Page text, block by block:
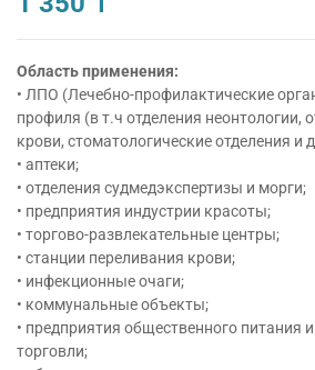
Область применения:
• ЛПО (Лечебно-профилактические
профиля (в т.ч отделения неонтологии,
крови, стоматологические отделения и
• аптеки;
• отделения судмедэкспертизы и морги;
• предприятия индустрии красоты;
• торгово-развлекательные центры;
• станции переливания крови;
• инфекционные очаги;
• коммунальные объекты;
• предприятия общественного питания
торговли;